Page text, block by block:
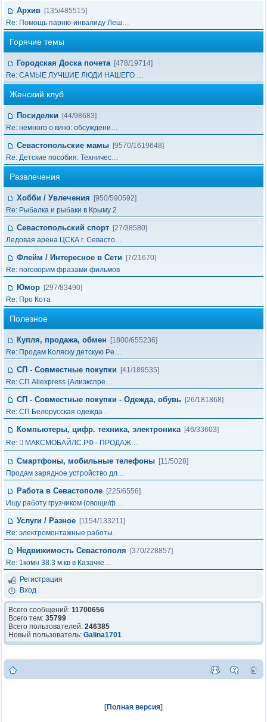
Архив [135/485515]
Re: Помощь парню-инвалиду Леш…
Горячие темы
Городская Доска почета [478/19714]
Re: САМЫЕ ЛУЧШИЕ ЛЮДИ НАШЕГО …
Женский клуб
Посиделки
[44/98683]
Re: немного о кино: обсуждени…
Севастопольские мамы [9570/1619648]
Re: Детские пособия. Техничес…
Развлечения
Хобби / Увлечения
[950/590592]
Re: Рыбалка и рыбаки в Крыму 2
Севастопольский спорт [27/38580]
Ледовая арена ЦСКА г. Севасто…
Флейм / Интересное в Cети
[7/21670]
Re: поговорим фразами фильмов
Юмор [297/83490]
Re: Про Кота
Полезное
Купля, продажа, обмен
[1800/655236]
Re: Продам Коляску детскую Pe…
СП - Совместные покупки
[41/189535]
Re: СП Aliexpress (Алиэкспре…
СП - Совместные покупки - Одежда, обувь [26/181868]
Re: СП Белорусская одежда .
Компьютеры, цифр. техника, электроника [46/33603]
Re:  МАКСМОБАЙЛС.РФ - ПРОДАЖ…
Смартфоны, мобильные телефоны [11/5028]
Продам зарядное устройство дл…
Работа в Севастополе [225/6556]
Ищу работу грузчиком (овощи/ф…
Услуги / Разное [1154/133211]
Re: электромонтажные работы.
Недвижимость Севастополя
[370/228857]
Re: 1комн 38.3 м.кв в Казачке…
Регистрация
Вход
Всего сообщений: 11700656
Всего тем: 35799
Всего пользователей: 246385
Новый пользователь: Galina1701
[Полная версия]